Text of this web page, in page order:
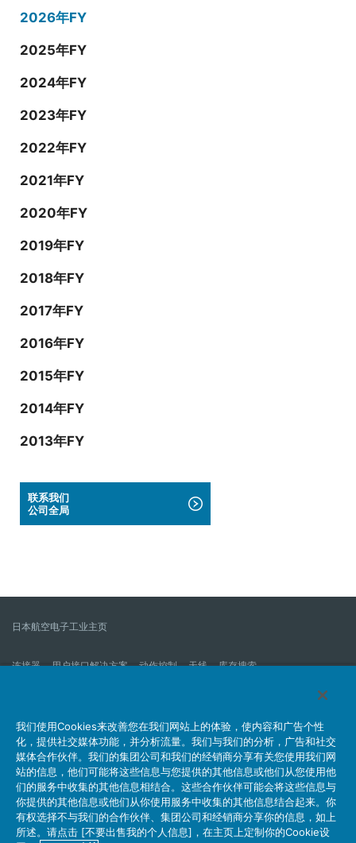
2026年FY
2025年FY
2024年FY
2023年FY
2022年FY
2021年FY
2020年FY
2019年FY
2018年FY
2017年FY
2016年FY
2015年FY
2014年FY
2013年FY
联系我们
公司全局
日本航空电子工业主页
连接器 用户接口解决方案 动作控制 天线 库存搜索
我们的公司 企业社会责任 IR消息 公司新到信息列表
产品信息新的列表
网站地图
联系我们
个人信息保护方针 JAE Cookie政策
关于利用本网站
社交媒体官方账号运营方针
我们使用Cookies来改善您在我们网站上的体验，使内容和广告个性
化，提供社交媒体功能，并分析流量。我们与我们的分析，广告和社交
媒体合作伙伴。我们的集团公司和我们的经销商分享有关您使用我们网
站的信息，他们可能将这些信息与您提供的其他信息或他们从您使用他
们的服务中收集的其他信息相结合。这些合作伙伴可能会将这些信息与
你提供的其他信息或他们从你使用服务中收集的其他信息结合起来。你
有权选择不与我们的合作伙伴、集团公司和经销商分享你的信息，如上
所述。请点击 [不要出售我的个人信息]，在主页上定制你的Cookie设